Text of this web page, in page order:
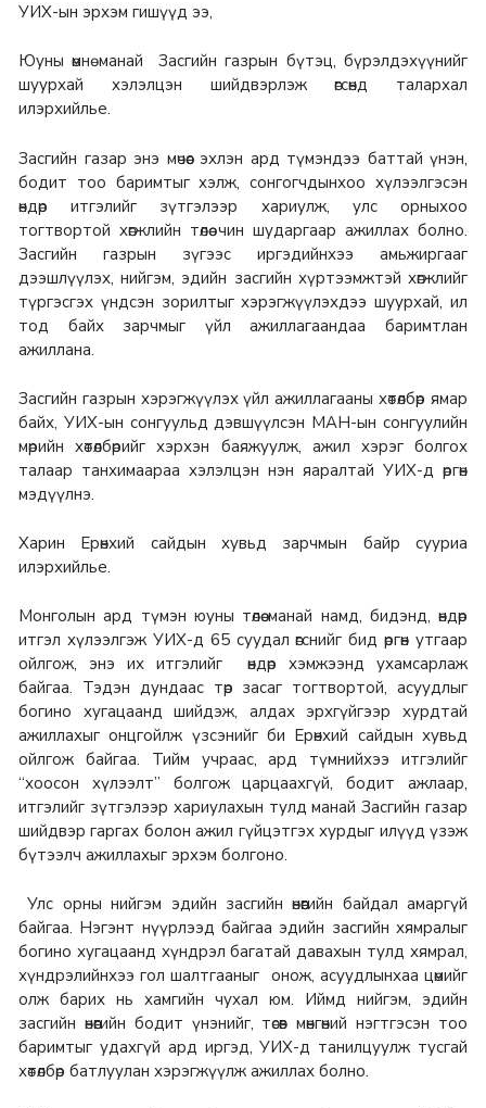
УИХ-ын эрхэм гишүүд ээ,
Юуны өмнө манай Засгийн газрын бүтэц, бүрэлдэхүүнийг
шуурхай хэлэлцэн шийдвэрлэж өгсөнд талархал
илэрхийлье.
Засгийн газар энэ мөчөөс эхлэн ард түмэндээ баттай үнэн,
бодит тоо баримтыг хэлж, сонгогчдынхоо хүлээлгэсэн
өндөр итгэлийг зүтгэлээр хариулж, улс орныхоо
тогтвортой хөгжлийн төлөө чин шударгаар ажиллах болно.
Засгийн газрын зүгээс иргэдийнхээ амьжиргааг
дээшлүүлэх, нийгэм, эдийн засгийн хүртээмжтэй хөгжлийг
түргэсгэх үндсэн зорилтыг хэрэгжүүлэхдээ шуурхай, ил
тод байх зарчмыг үйл ажиллагаандаа баримтлан
ажиллана.
Засгийн газрын хэрэгжүүлэх үйл ажиллагааны хөтөлбөр ямар
байх, УИХ-ын сонгуульд дэвшүүлсэн МАН-ын сонгуулийн
мөрийн хөтөлбөрийг хэрхэн баяжуулж, ажил хэрэг болгох
талаар танхимаараа хэлэлцэн нэн яаралтай УИХ-д өргөн
мэдүүлнэ.
Харин Ерөнхий сайдын хувьд зарчмын байр сууриа
илэрхийлье.
Монголын ард түмэн юуны төлөө манай намд, бидэнд, өндөр
итгэл хүлээлгэж УИХ-д 65 суудал өгснийг бид өргөн утгаар
ойлгож, энэ их итгэлийг өндөр хэмжээнд ухамсарлаж
байгаа. Тэдэн дундаас төр засаг тогтвортой, асуудлыг
богино хугацаанд шийдэж, алдах эрхгүйгээр хурдтай
ажиллахыг онцгойлж үзсэнийг би Ерөнхий сайдын хувьд
ойлгож байгаа. Тийм учраас, ард түмнийхээ итгэлийг
“хоосон хүлээлт” болгож царцаахгүй, бодит ажлаар,
итгэлийг зүтгэлээр хариулахын тулд манай Засгийн газар
шийдвэр гаргах болон ажил гүйцэтгэх хурдыг илүүд үзэж
бүтээлч ажиллахыг эрхэм болгоно.
Улс орны нийгэм эдийн засгийн өнөөгийн байдал амаргүй
байгаа. Нэгэнт нүүрлээд байгаа эдийн засгийн хямралыг
богино хугацаанд хүндрэл багатай давахын тулд хямрал,
хүндрэлийнхээ гол шалтгааныг онож, асуудлынхаа цөмийг
олж барих нь хамгийн чухал юм. Иймд нийгэм, эдийн
засгийн өнөөгийн бодит үнэнийг, төсөв мөнгөний нэгтгэсэн тоо
баримтыг удахгүй ард иргэд, УИХ-д танилцуулж тусгай
хөтөлбөр батлуулан хэрэгжүүлж ажиллах болно.